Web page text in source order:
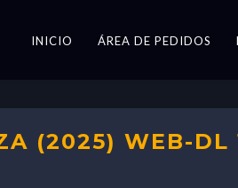
INICIO ÁREA DE PEDIDOS
(2025) WEB-